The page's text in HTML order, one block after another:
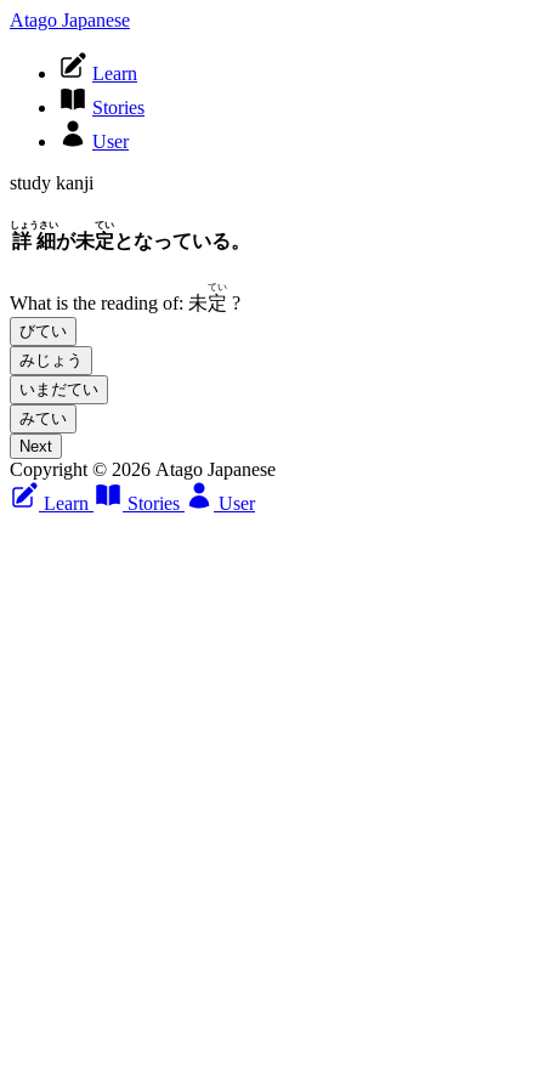
Atago Japanese
Learn
Stories
User
study kanji
詳細
しょうさい
が未定
てい
となっている。
What is the reading of: 未定
てい
?
びてい
みじょう
いまだてい
みてい
Next
Copyright © 2026 Atago Japanese
Learn
Stories User